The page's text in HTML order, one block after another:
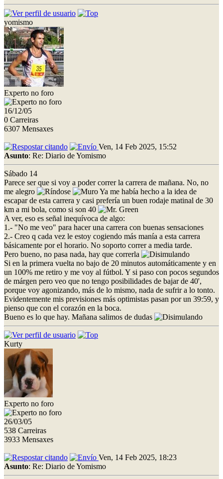
yomismo
Experto no foro
16/12/05
0 Carreiras
6307 Mensaxes
Ven, 14 Feb 2025, 15:52
Asunto: Re: Diario de Yomismo
Sábado 14
Parece ser que si voy a poder correr la carrera de mañana. No, no
me alegro
Ya me había hecho a la idea de
escapar de esta carrera y casi prefería un buen rodaje matinal de 30
km a mi bola, como si son 40
A ver, eso es señal inequívoca de algo:
1.- "No me veo" para hacer una carrera con buenas sensaciones
2.- Creo q cada vez le estoy cogiendo más manía a esta carrera
básicamente por el horario. No soporto correr a media tarde.
Pero bueno, no pasa nada, hay que correrla
Si en la primera vuelta no bajo de 20 minutos automáticamente y en
un 100% me retiro y me voy al fútbol. Y si paso con pocos segundos
de márgen pero veo que no tengo posibilidades de bajar de 40',
porque voy agonizando, más de lo mismo, nada de sufrir a lo tonto.
Evidentemente mis previsiones más optimistas pasan por un 39:59, y
pienso que con el corazón en la boca.
Bueno es lo que hay. Mañana salimos de dudas
Kurty
Experto no foro
26/03/05
538 Carreiras
3933 Mensaxes
Ven, 14 Feb 2025, 18:23
Asunto: Re: Diario de Yomismo